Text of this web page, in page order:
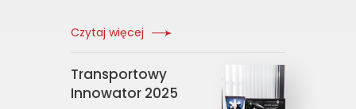
Czytaj więcej
Transportowy
Innowator 2025